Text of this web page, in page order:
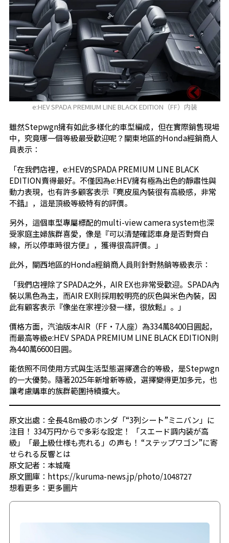
e:HEV SPADA PREMIUM LINE BLACK EDITION（FF）内装
雖然Stepwgn擁有如此多樣化的車型編成，但在實際銷售現場
中，究竟哪一個等級最受歡迎呢？關東地區的Honda經銷商人
員表示：
「在我們店裡，e:HEV的SPADA PREMIUM LINE BLACK
EDITION賣得最好。不僅因為e:HEV擁有極為出色的靜肅性與
動力表現，也有許多顧客表示『麂皮風內裝很有高級感，非常
不錯』，這是頂級等級特有的評價。
另外，這個車型專屬標配的multi-view camera system也深
受家庭主婦族群喜愛，像是『可以清楚確認車身是否對齊白
線，所以停車時很方便』，獲得很高評價。」
此外，關西地區的Honda經銷商人員則針對熱銷等級表示：
「我們店裡除了SPADA之外，AIR EX也非常受歡迎。SPADA內
裝以黑色為主，而AIR EX則採用較明亮的灰色與米色內裝，因
此有顧客表示『像坐在家裡沙發一樣，很放鬆』。」
價格方面，汽油版本AIR（FF・7人座）為334萬8400日圓起，
而最高等級e:HEV SPADA PREMIUM LINE BLACK EDITION則
為440萬6600日圓。
能依照不同使用方式與生活型態選擇適合的等級，是Stepwgn
的一大優勢。隨著2025年新增新等級，選擇變得更加多元，也
讓考慮購車的族群範圍持續擴大。
原文出處：全長4.8m級のホンダ「“3列シート”ミニバン」に
注目！ 334万円からで多彩な設定！ 「スエード調内装が高
級」「最上級仕様も売れる」の声も！ “ステップワゴン”に寄
せられる反響とは
原文記者：本城庵
原文圖庫：https://kuruma-news.jp/photo/1048727
想看更多： 更多圖片